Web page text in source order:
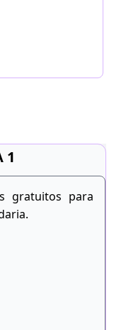
1
gratuitos para